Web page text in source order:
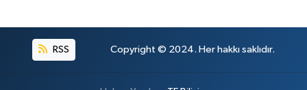
RSS Copyright © 2024. Her hakkı saklıdır.